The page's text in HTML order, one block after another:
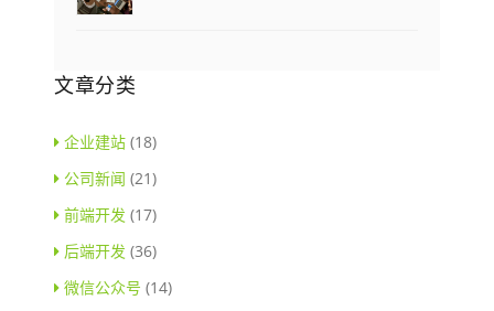
文章分类
企业建站 (18)
公司新闻 (21)
前端开发 (17)
后端开发 (36)
微信公众号 (14)